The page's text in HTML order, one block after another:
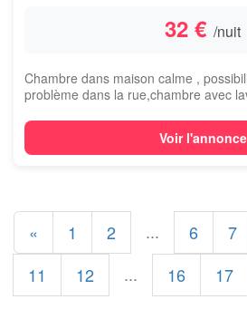
32 € /nuit
Chambre dans maison calme ,
problème dans la rue,chambre avec
Voir l'annonce
« 1 2 ... 6 7
11
12 ... 16 17